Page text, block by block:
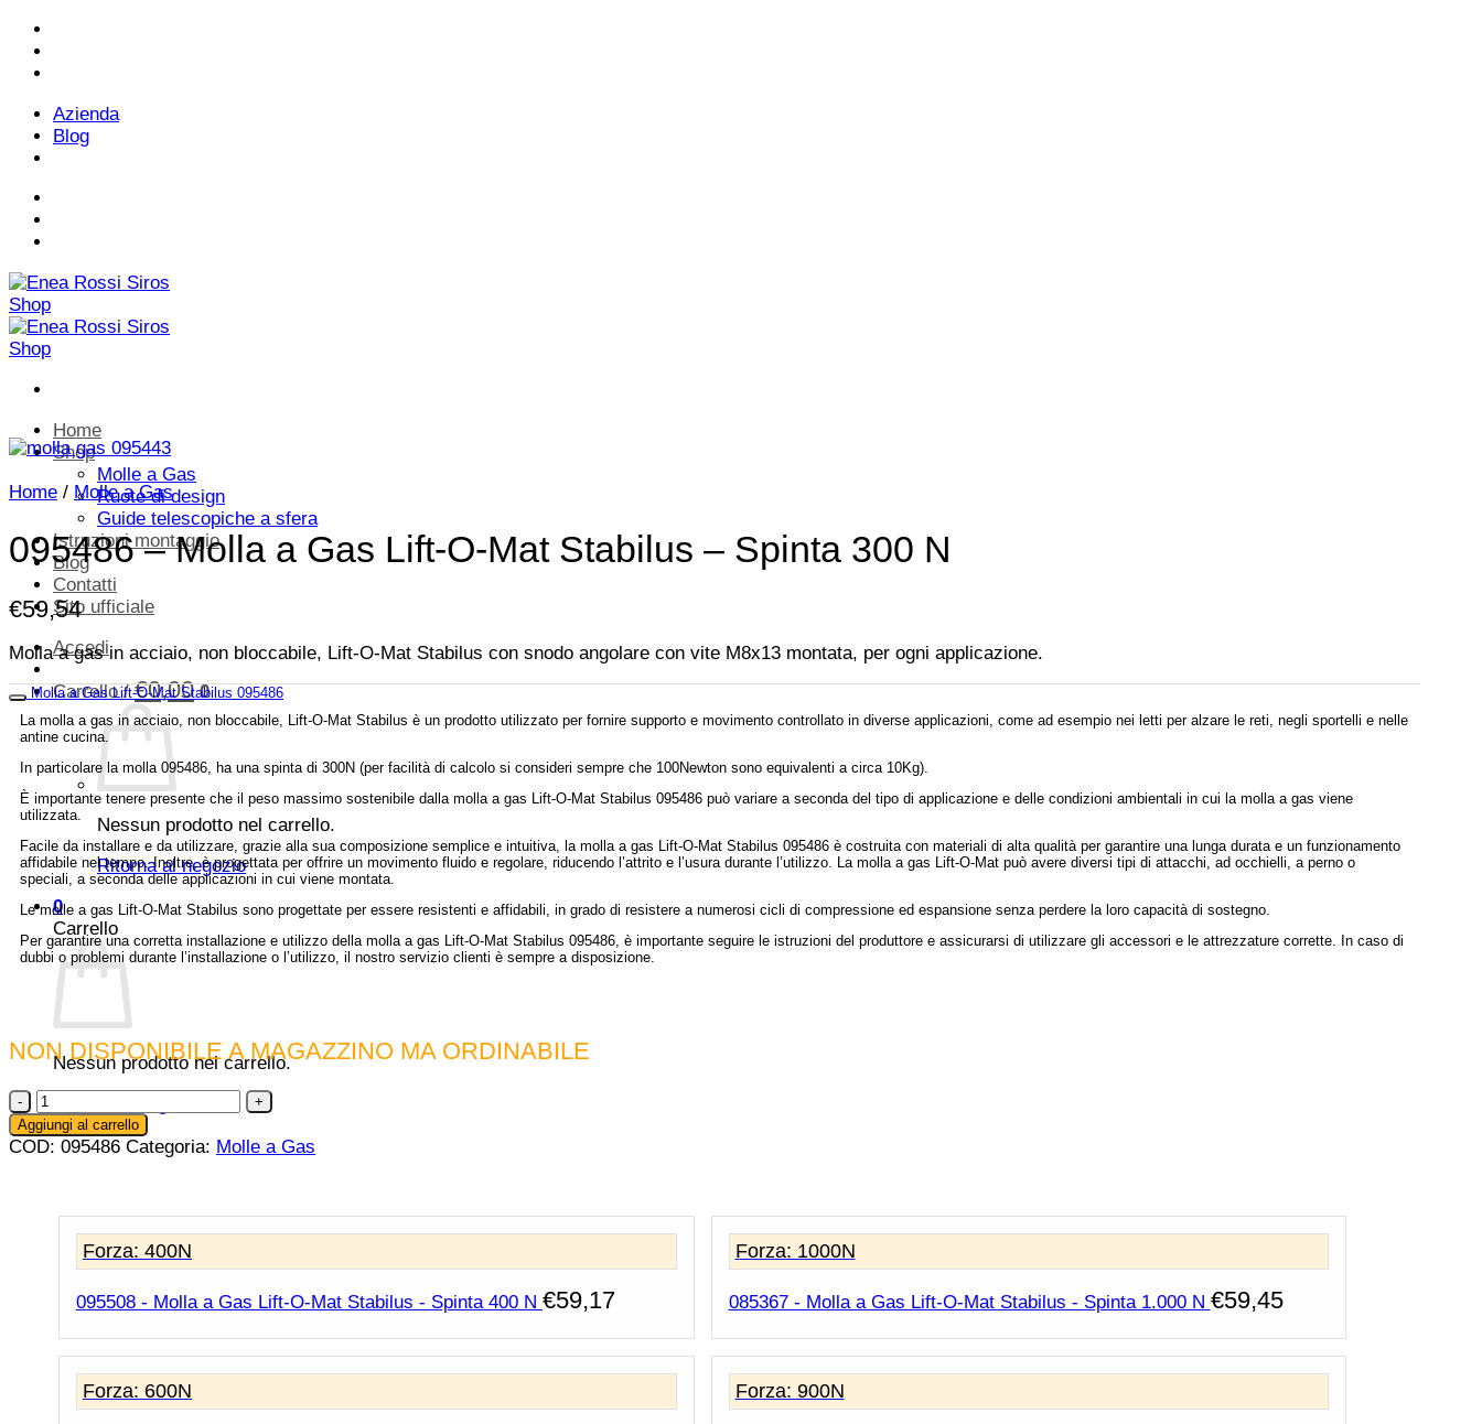
Salta
contenuti
Azienda
Blog
Home
Shop
Molle a Gas
Ruote di design
Guide telescopiche a sfera
Istruzioni montaggio
Blog
Contatti
Sito ufficiale
Accedi
Carrello /€0,00 0
Nessun prodotto nel carrello.
Ritorna al negozio
0
Carrello
Nessun prodotto nel carrello.
Home / Molle a Gas
095486 – Molla a Gas Lift-O-Mat Stabilus – Spinta 300 N
€59,54
Molla a gas in acciaio, non bloccabile, Lift-O-Mat Stabilus con snodo angolare con vite M8x13 montata, per ogni applicazione.
Molla a Gas Lift-O-Mat Stabilus 095486
La molla a gas in acciaio, non bloccabile, Lift-O-Mat Stabilus è un prodotto utilizzato per fornire supporto e movimento controllato in diverse applicazioni, come ad esempio nei letti per alzare le reti, negli sportelli e nelle
antine cucina.
In particolare la molla 095486, ha una spinta di 300N (per facilità di calcolo si consideri sempre che 100Newton sono equivalenti a circa 10Kg).
È importante tenere presente che il peso massimo sostenibile dalla molla a gas Lift-O-Mat Stabilus 095486 può variare a seconda del tipo di applicazione e delle condizioni ambientali in cui la molla a gas viene
utilizzata.
Facile da installare e da utilizzare, grazie alla sua composizione semplice e intuitiva, la molla a gas Lift-O-Mat Stabilus 095486 è costruita con materiali di alta qualità per garantire una lunga durata e un funzionamento
affidabile nel tempo. Inoltre, è progettata per offrire un movimento fluido e regolare, riducendo l’attrito e l’usura durante l’utilizzo. La molla a gas Lift-O-Mat può avere diversi tipi di attacchi, ad occhielli, a perno o
speciali, a seconda delle applicazioni in cui viene montata.
Le molle a gas Lift-O-Mat Stabilus sono progettate per essere resistenti e affidabili, in grado di resistere a numerosi cicli di compressione ed espansione senza perdere la loro capacità di sostegno.
Per garantire una corretta installazione e utilizzo della molla a gas Lift-O-Mat Stabilus 095486, è importante seguire le istruzioni del produttore e assicurarsi di utilizzare gli accessori e le attrezzature corrette. In caso di
dubbi o problemi durante l’installazione o l’utilizzo, il nostro servizio clienti è sempre a disposizione.
NON DISPONIBILE A MAGAZZINO MA ORDINABILE
095486
-
Molla
Stabilus
300
quantità
Aggiungi al carrello
COD: 095486 Categoria: Molle a Gas
Forza: 400N
095508 - Molla a Gas Lift-O-Mat Stabilus - Spinta 400 N €59,17
Forza: 1000N
085367 - Molla a Gas Lift-O-Mat Stabilus - Spinta 1.000 N €59,45
Forza: 600N Forza: 900N